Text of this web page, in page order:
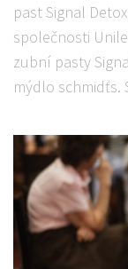
past Signal
společnosti
zubní pasty
mýdlo schmidťs.